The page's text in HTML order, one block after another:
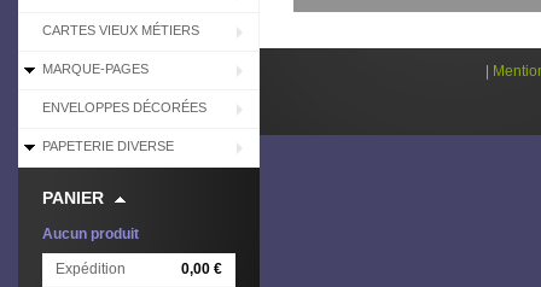
CARTES VIEUX MÉTIERS
MARQUE-PAGES
ENVELOPPES DÉCORÉES
PAPETERIE DIVERSE
PANIER
Aucun produit
Expédition
0,00 €